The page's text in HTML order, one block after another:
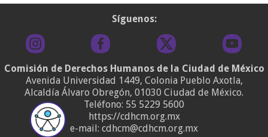
Síguenos:
Comisión de Derechos Humanos de la Ciudad de México
Avenida Universidad 1449, Colonia Pueblo Axotla,
Alcaldía Álvaro Obregón, 01030 Ciudad de México.
Teléfono: 55 5229 5600
https://cdhcm.org.mx
e-mail: cdhcm@cdhcm.org.mx